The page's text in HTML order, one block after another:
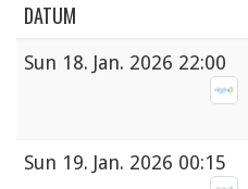
DATUM
Sun 18. Jan. 2026 22:00
Sun 19. Jan. 2026 00:15